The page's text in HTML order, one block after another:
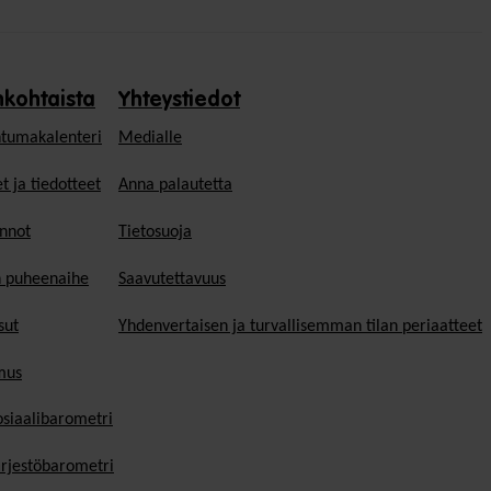
ja tiedotteet
puheenaihe
Yhteystiedot
Medialle
Anna palautetta
Tietosuoja
Saavutettavuus
Yhdenvertaisen ja turvallisemman tilan periaatteet